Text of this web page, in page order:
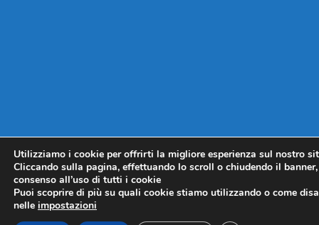
Utilizziamo i cookie per offrirti la migliore esperienza sul nostro
Cliccando sulla pagina, effettuando lo scroll o chiudendo il
consenso all’uso di tutti i cookie
Puoi scoprire di più su quali cookie stiamo utilizzando o come
nelle impostazioni